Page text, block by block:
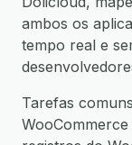
ambos os
tempo real e
Tarefas